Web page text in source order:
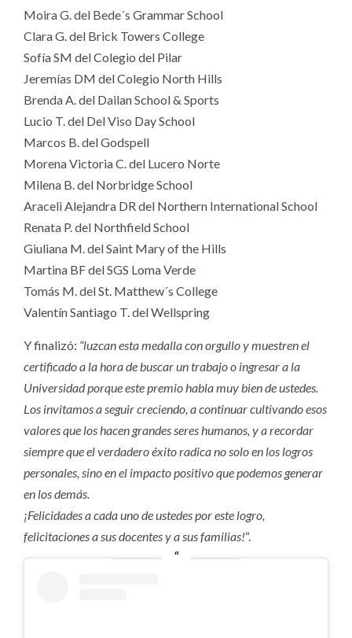
Moira G. del Bede´s Grammar School
Clara G. del Brick Towers College
Sofía SM del Colegio del Pilar
Jeremías DM del Colegio North Hills
Brenda A. del Dailan School & Sports
Lucio T. del Del Viso Day School
Marcos B. del Godspell
Morena Victoria C. del Lucero Norte
Milena B. del Norbridge School
Araceli Alejandra DR del Northern International School
Renata P. del Northfield School
Giuliana M. del Saint Mary of the Hills
Martina BF del SGS Loma Verde
Tomás M. del St. Matthew´s College
Valentín Santiago T. del Wellspring
Y finalizó: “luzcan esta medalla con orgullo y muestren el
certificado a la hora de buscar un trabajo o ingresar a la
Universidad porque este premio habla muy bien de ustedes.
Los invitamos a seguir creciendo, a continuar cultivando esos
valores que los hacen grandes seres humanos, y a recordar
siempre que el verdadero éxito radica no solo en los logros
personales, sino en el impacto positivo que podemos generar
en los demás.
¡Felicidades a cada uno de ustedes por este logro,
felicitaciones a sus docentes y a sus familias!“.